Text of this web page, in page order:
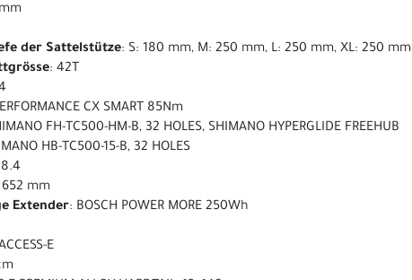
der Sattelstütze: S: 180 mm, M: 250 mm, L: 250 mm, XL: 250 mm
: 42T
CX SMART 85Nm
FH-TC500-HM-B, 32 HOLES, SHIMANO HYPERGLIDE FREEHUB
HB-TC500-15-B, 32 HOLES
652 mm
Extender: BOSCH POWER MORE 250Wh
E